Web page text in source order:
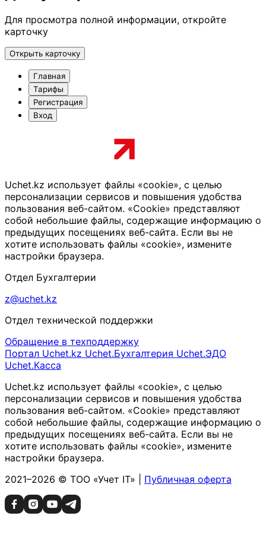
Для просмотра полной информации, откройте
карточку
Открыть карточку
Главная
Тарифы
Регистрация
Вход
Uchet.kz использует файлы «cookie», с целью
персонализации сервисов и повышения удобства
пользования веб-сайтом. «Cookie» представляют
собой небольшие файлы, содержащие информацию о
предыдущих посещениях веб-сайта. Если вы не
хотите использовать файлы «cookie», измените
настройки браузера.
Отдел Бухгалтерии
z@uchet.kz
Отдел технической поддержки
Обращение в техподдержку
Портал Uchet.kz Uchet.Бухгалтерия Uchet.ЭДО
Uchet.Касса
Uchet.kz использует файлы «cookie», с целью
персонализации сервисов и повышения удобства
пользования веб-сайтом. «Cookie» представляют
собой небольшие файлы, содержащие информацию о
предыдущих посещениях веб-сайта. Если вы не
хотите использовать файлы «cookie», измените
настройки браузера.
2021–2026 © ТОО «Учет IT» | Публичная оферта